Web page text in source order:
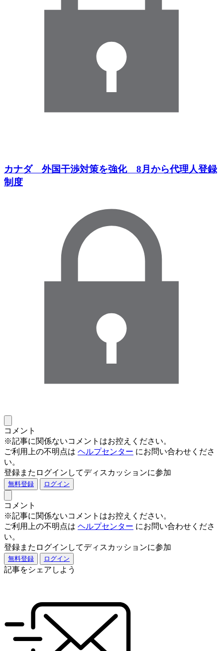
カナダ 外国干渉対策を強化 8月から代理人登録
制度
コメント
※記事に関係ないコメントはお控えください。
ご利用上の不明点は ヘルプセンター にお問い合わせくださ
い。
登録またログインしてディスカッションに参加
無料登録 ログイン
コメント
※記事に関係ないコメントはお控えください。
ご利用上の不明点は ヘルプセンター にお問い合わせくださ
い。
登録またログインしてディスカッションに参加
無料登録 ログイン
記事をシェアしよう